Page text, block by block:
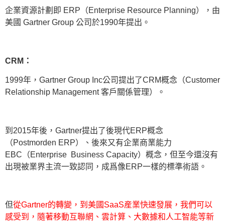
企業資源計劃即 ERP（Enterprise Resource Planning），由
美國 Gartner Group 公司於1990年提出。
CRM：
1999年，Gartner Group Inc公司提出了CRM概念（Customer
Relationship Management 客戶關係管理）。
到2015年後，Gartner提出了後現代ERP概念
（Postmorden ERP）、後來又有企業商業能力
EBC（Enterprise Business Capacity）概念，但至今還沒有
出現被業界主流一致認同，成爲像ERP一樣的標準術語。
但從Gartner的轉變，到美國SaaS産業快速發展，我們可以
感受到，隨著移動互聯網、雲計算、大數據和人工智能等新